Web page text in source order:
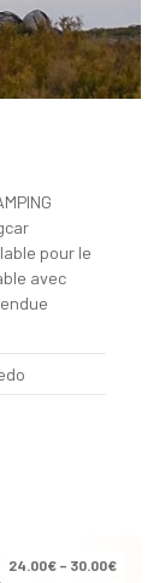
pour le
avec
24.00€ – 30.00€